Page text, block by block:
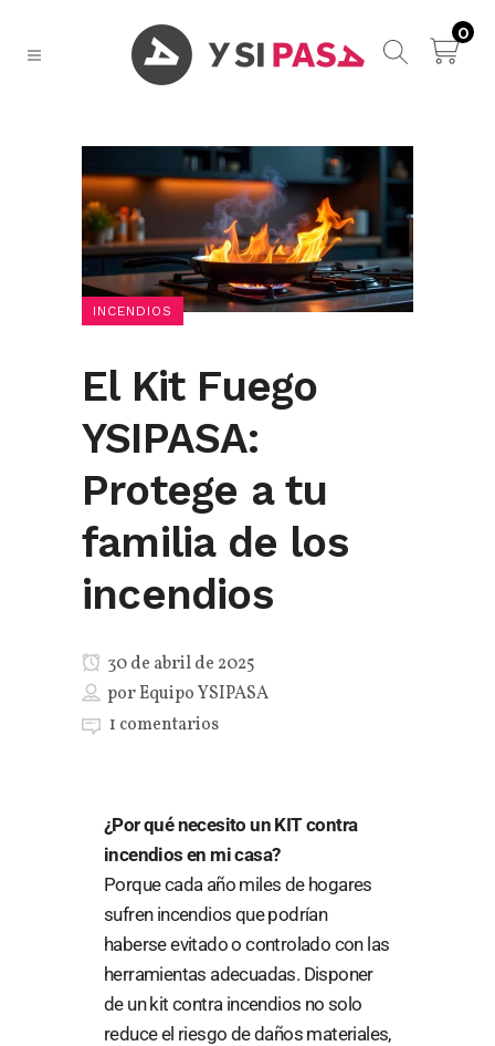
0
INCENDIOS
El Kit Fuego
YSIPASA:
Protege a tu
familia de los
incendios
30 de abril de 2025
porEquipo YSIPASA
1 comentarios
¿Por qué necesito un KIT contra
incendios en mi casa?
Porque cada año miles de hogares
sufren incendios que podrían
haberse evitado o controlado con las
herramientas adecuadas. Disponer
de un kit contra incendios no solo
reduce el riesgo de daños materiales,